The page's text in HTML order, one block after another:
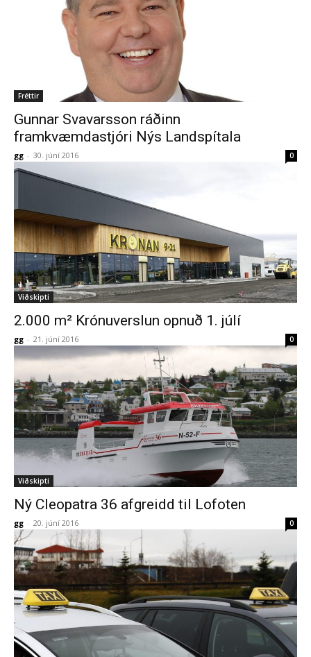
Fréttir
Gunnar Svavarsson ráðinn
framkvæmdastjóri Nýs Landspítala
gg - 30. júní 2016 0
Viðskipti
2.000 m² Krónuverslun opnuð 1. júlí
gg - 21. júní 2016 0
Viðskipti
Ný Cleopatra 36 afgreidd til Lofoten
gg - 20. júní 2016 0